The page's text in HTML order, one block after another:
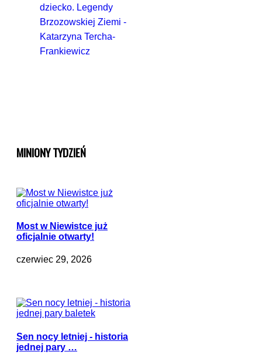
MINIONY TYDZIEŃ
Most w Niewistce już
oficjalnie otwarty!
czerwiec 29, 2026
Sen nocy letniej - historia
jednej pary …